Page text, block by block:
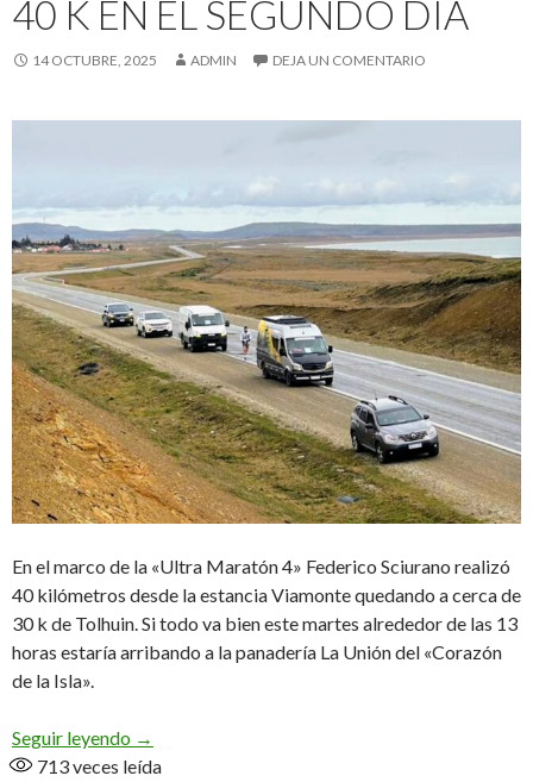
40 K EN EL SEGUNDO DÍA
14 OCTUBRE, 2025 ADMIN DEJA UN COMENTARIO
En el marco de la «Ultra Maratón 4» Federico Sciurano realizó
40 kilómetros desde la estancia Viamonte quedando a cerca de
30 k de Tolhuin. Si todo va bien este martes alrededor de las 13
horas estaría arribando a la panadería La Unión del «Corazón
de la Isla».
Seguir leyendo 40 k en el segundo día
→
713veces leída